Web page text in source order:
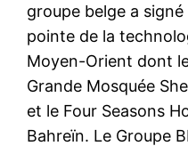
groupe belge a
pointe de la
Moyen-Orient dont
Grande Mosquée
et le Four Seasons
Bahreïn. Le Groupe